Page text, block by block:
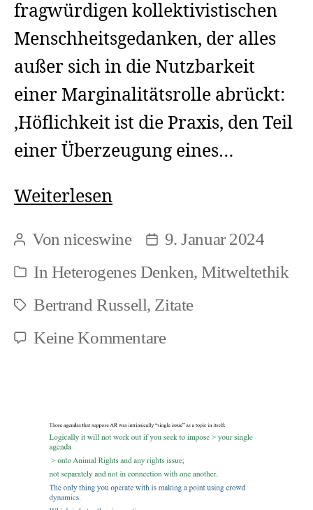
fragwürdigen kollektivistischen
Menschheitsgedanken, der alles
außer sich in die Nutzbarkeit
einer Marginalitätsrolle abrückt:
‚Höflichkeit ist die Praxis, den Teil
einer Überzeugung eines…
WeiterlesenMenschliche
Beitragsautor
Vonniceswine Beitragsdatum
9. Januar 2024
Kategorien
In Heterogenes Denken,Mitweltethik
Schlagwörter
Bertrand Russell, Zitate
Keine Kommentarezu